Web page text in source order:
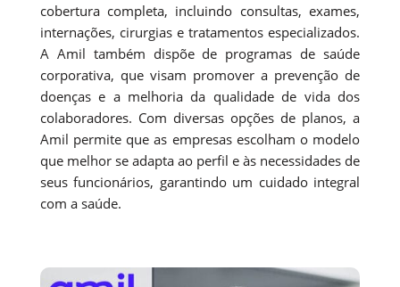
cobertura completa, incluindo consultas, exames,
internações, cirurgias e tratamentos especializados.
A Amil também dispõe de programas de saúde
corporativa, que visam promover a prevenção de
doenças e a melhoria da qualidade de vida dos
colaboradores. Com diversas opções de planos, a
Amil permite que as empresas escolham o modelo
que melhor se adapta ao perfil e às necessidades de
seus funcionários, garantindo um cuidado integral
com a saúde.